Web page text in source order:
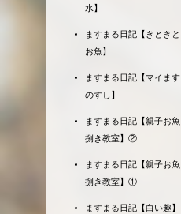
水】
ますまる日記【きときと
お魚】
ますまる日記【マイます
のすし】
ますまる日記【親子お魚
捌き教室】②
ますまる日記【親子お魚
捌き教室】①
ますまる日記【白い趣】